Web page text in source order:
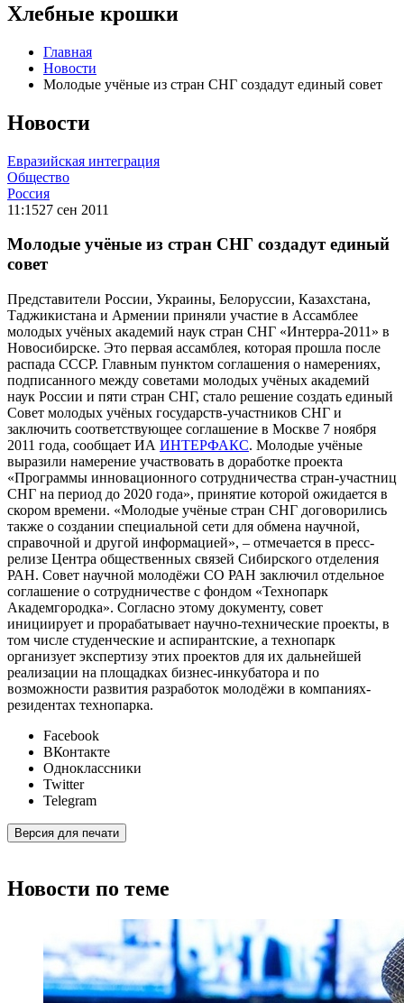
Хлебные крошки
Главная
Новости
Молодые учёные из стран СНГ создадут единый совет
Новости
Евразийская интеграция
Общество
Россия
11:1527 сен 2011
Молодые учёные из стран СНГ создадут единый
совет
Представители России, Украины, Белоруссии, Казахстана,
Таджикистана и Армении приняли участие в Ассамблее
молодых учёных академий наук стран СНГ «Интерра-2011» в
Новосибирске. Это первая ассамблея, которая прошла после
распада СССР. Главным пунктом соглашения о намерениях,
подписанного между советами молодых учёных академий
наук России и пяти стран СНГ, стало решение создать единый
Совет молодых учёных государств-участников СНГ и
заключить соответствующее соглашение в Москве 7 ноября
2011 года, сообщает ИА ИНТЕРФАКС. Молодые учёные
выразили намерение участвовать в доработке проекта
«Программы инновационного сотрудничества стран-участниц
СНГ на период до 2020 года», принятие которой ожидается в
скором времени. «Молодые учёные стран СНГ договорились
также о создании специальной сети для обмена научной,
справочной и другой информацией», – отмечается в пресс-
релизе Центра общественных связей Сибирского отделения
РАН. Совет научной молодёжи СО РАН заключил отдельное
соглашение о сотрудничестве с фондом «Технопарк
Академгородка». Согласно этому документу, совет
инициирует и прорабатывает научно-технические проекты, в
том числе студенческие и аспирантские, а технопарк
организует экспертизу этих проектов для их дальнейшей
реализации на площадках бизнес-инкубатора и по
возможности развития разработок молодёжи в компаниях-
резидентах технопарка.
Facebook
ВКонтакте
Одноклассники
Twitter
Telegram
Версия для печати
Новости по теме